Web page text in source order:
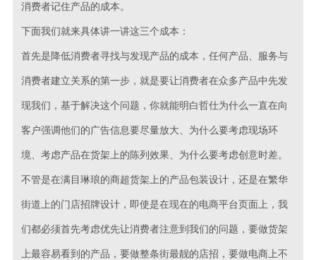
消费者记住产品的成本。
下面我们就来具体讲一讲这三个成本：
首先是降低消费者寻找与发现产品的成本，任何产品、服务与
消费者建立关系的第一步，就是要让消费者在众多产品中先发
现我们，基于解决这个问题，你就能明白哲仕为什么一直在向
客户强调他们的广告信息要尽量放大、为什么要考虑现场环
境、考虑产品在货架上的陈列效果、为什么要考虑创意时差。
不管是在满目琳琅的商超货架上的产品包装设计，还是在繁华
街道上的门店招牌设计，即使是在现在的电商平台页面上，我
们都必须首先考虑优先让消费者注意到我们的问题，要做货架
上最容易看到的产品，要做整条街最靓的店招，要做电商上不